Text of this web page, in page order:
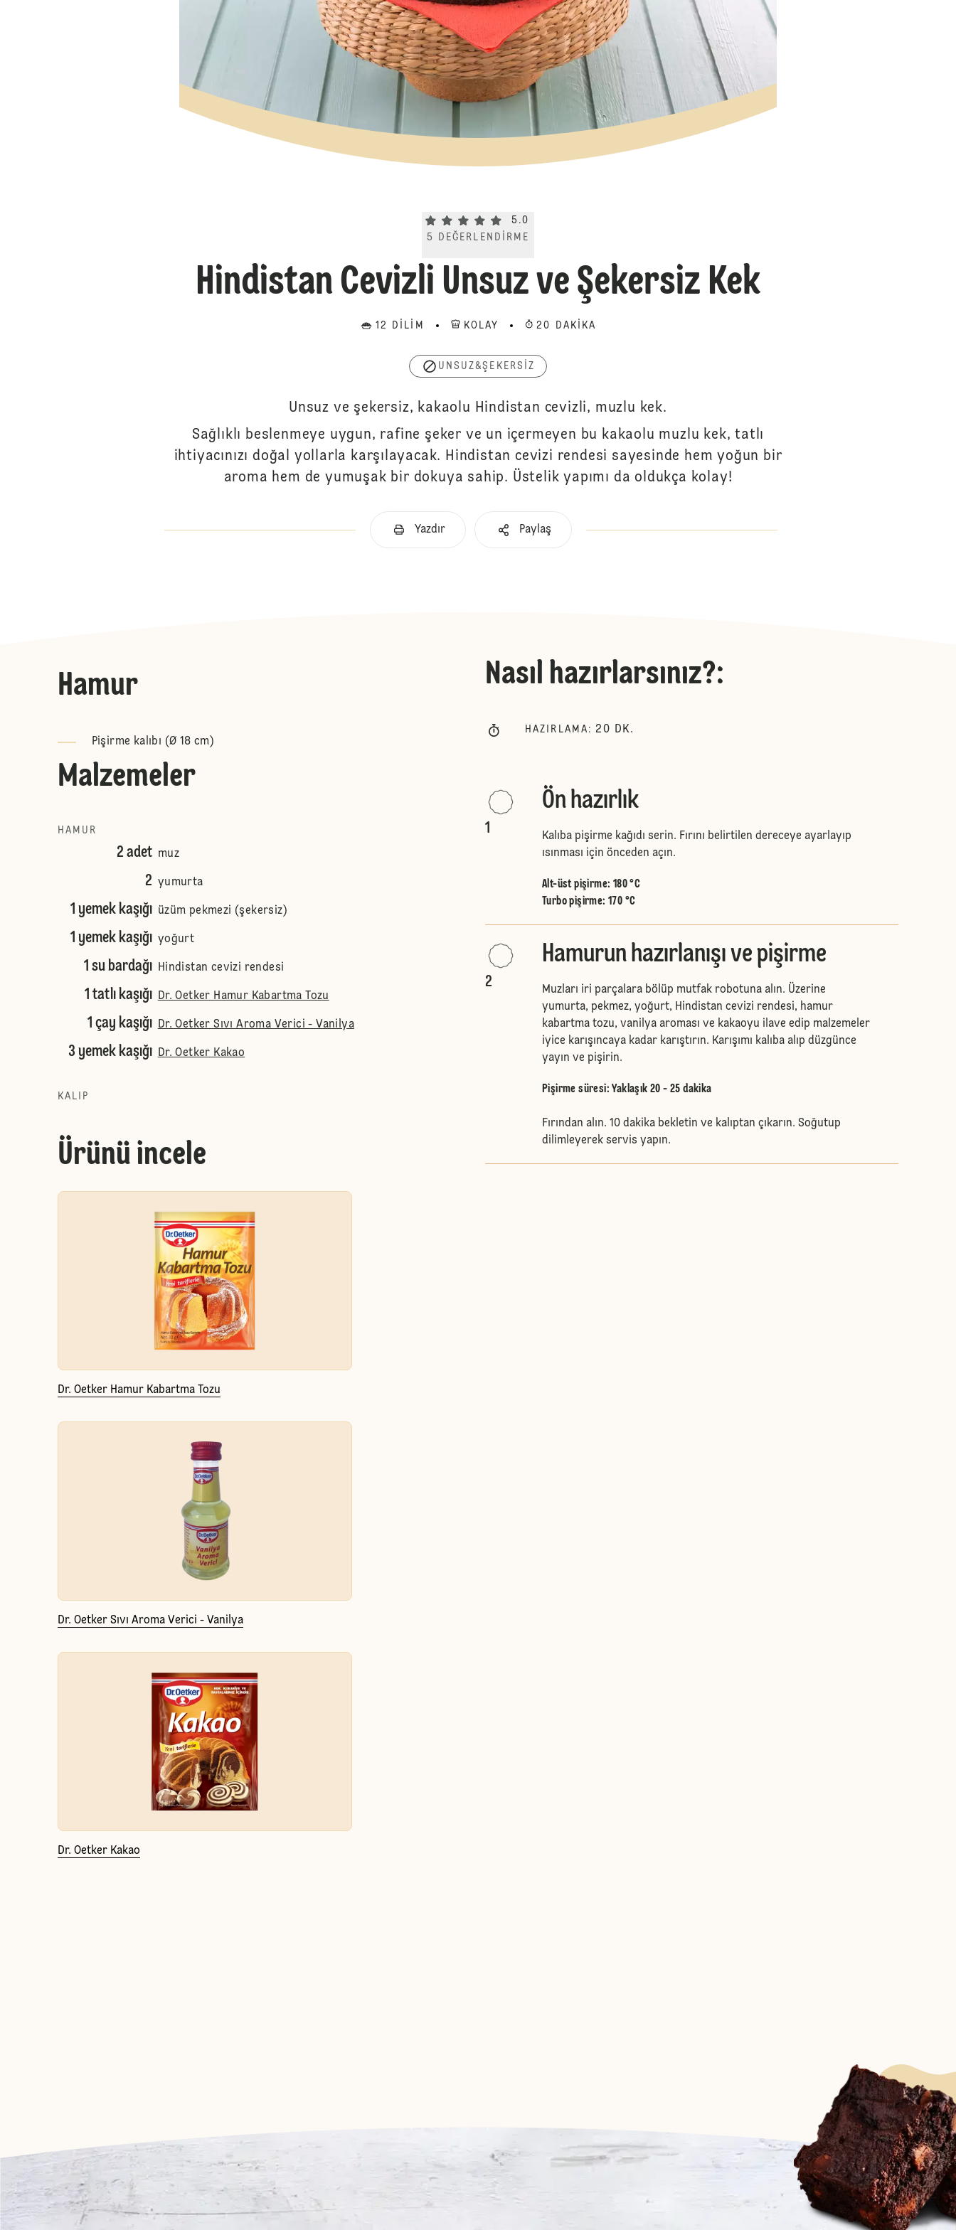
Current rating 5.0. Click to rate.
5.0
5
DEĞERLENDIRME
Hindistan Cevizli Unsuz ve Şekersiz Kek
12 DILIM KOLAY 20 DAKIKA
UNSUZ&ŞEKERSIZ
Unsuz ve şekersiz, kakaolu Hindistan cevizli, muzlu kek.
Sağlıklı beslenmeye uygun, rafine şeker ve un içermeyen bu kakaolu muzlu kek, tatlı
ihtiyacınızı doğal yollarla karşılayacak. Hindistan cevizi rendesi sayesinde hem yoğun bir
aroma hem de yumuşak bir dokuya sahip. Üstelik yapımı da oldukça kolay!
Yazdır Paylaş
Hamur
Pişirme kalıbı (Ø 18 cm)
Malzemeler
HAMUR
2 adet muz
2 yumurta
1 yemek kaşığı üzüm pekmezi (şekersiz)
1 yemek kaşığı yoğurt
1 su bardağı Hindistan cevizi rendesi
1 tatlı kaşığı Dr. Oetker Hamur Kabartma Tozu
1 çay kaşığı Dr. Oetker Sıvı Aroma Verici - Vanilya
3 yemek kaşığı Dr. Oetker Kakao
KALIP
Ürünü incele
Dr. Oetker Hamur Kabartma Tozu
Dr. Oetker Sıvı Aroma Verici - Vanilya
Dr. Oetker Kakao
Nasıl hazırlarsınız?:
HAZIRLAMA : 20 DK.
1
Ön hazırlık
Kalıba pişirme kağıdı serin. Fırını belirtilen dereceye ayarlayıp
ısınması için önceden açın.
Alt-üst pişirme: 180 °C
Turbo pişirme: 170 °C
2
Hamurun hazırlanışı ve pişirme
Muzları iri parçalara bölüp mutfak robotuna alın. Üzerine
yumurta, pekmez, yoğurt, Hindistan cevizi rendesi, hamur
kabartma tozu, vanilya aroması ve kakaoyu ilave edip malzemeler
iyice karışıncaya kadar karıştırın. Karışımı kalıba alıp düzgünce
yayın ve pişirin.
Pişirme süresi: Yaklaşık 20 - 25 dakika
Fırından alın. 10 dakika bekletin ve kalıptan çıkarın. Soğutup
dilimleyerek servis yapın.